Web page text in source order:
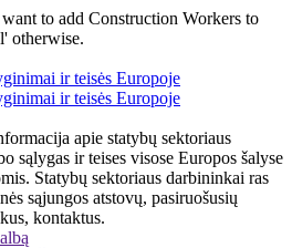
to add Construction Workers to
otherwise.
apie statybų sektoriaus
sąlygas ir teises visose Europos šalyse
Statybų sektoriaus darbininkai ras
sąjungos atstovų, pasiruošusių
kontaktus.